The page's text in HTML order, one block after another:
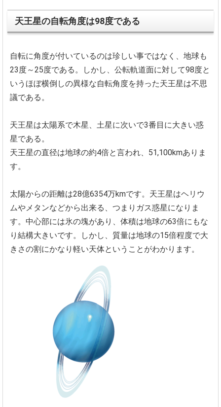
天王星の自転角度は98度である
自転に角度が付いているのは珍しい事ではなく、地球も
23度～25度である。しかし、公転軌道面に対して98度と
いうほぼ横倒しの異様な自転角度を持った天王星は不思
議である。
天王星は太陽系で木星、土星に次いで3番目に大きい惑
星である。
天王星の直径は地球の約4倍と言われ、51,100kmありま
す。
太陽からの距離は28億6354万kmです。天王星はヘリウ
ムやメタンなどから出来る、つまりガス惑星になりま
す。中心部には氷の塊があり、体積は地球の63倍にもな
り結構大きいです。しかし、質量は地球の15倍程度で大
きさの割にかなり軽い天体ということがわかります。